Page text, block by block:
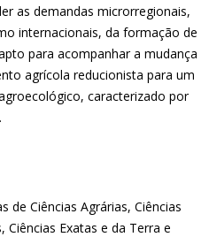
as demandas microrregionais,
internacionais, da formação de
para acompanhar a mudança
agrícola reducionista para um
caracterizado por
de Ciências Agrárias, Ciências
Ciências Exatas e da Terra e